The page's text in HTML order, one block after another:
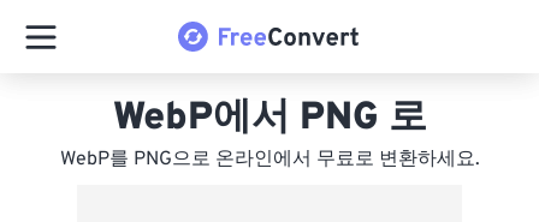
WebP에서 PNG 로
WebP를 PNG으로 온라인에서 무료로 변환하세요.